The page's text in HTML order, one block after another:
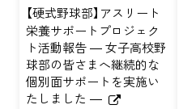
【硬式野球部】アスリート
栄養サポートプロジェク
ト活動報告 ― 女子高校野
球部の皆さまへ継続的な
個別面サポートを実施い
たしました ―